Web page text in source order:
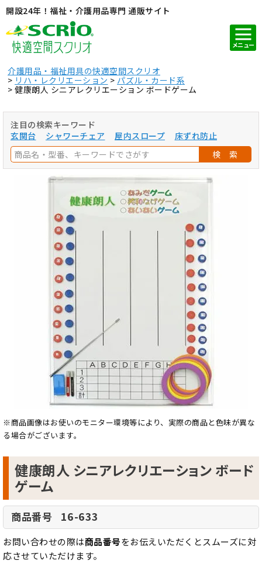
開設24年！福祉・介護用品専門 通販サイト
メニュー
介護用品・福祉用具の快適空間スクリオ
リハ・レクリエーション
パズル・カード系
健康朗人 シニアレクリエーション ボードゲーム
注目の検索キーワード
玄関台
シャワーチェア 屋内スロープ
床ずれ防止
検 索
※商品画像はお使いのモニター環境等により、実際の商品と色味が異な
る場合がございます。
健康朗人 シニアレクリエーション ボード
ゲーム
商品番号 16-633
お問い合わせの際は商品番号をお伝えいただくとスムーズに対
応させていただけます。